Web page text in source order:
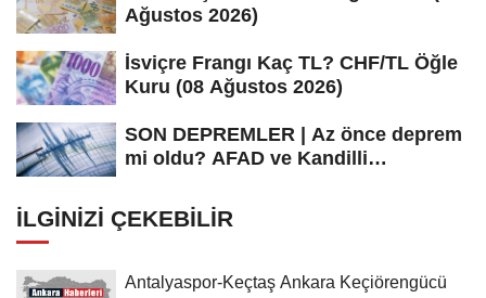
Ağustos 2026)
İsviçre Frangı Kaç TL? CHF/TL Öğle
Kuru (08 Ağustos 2026)
SON DEPREMLER | Az önce deprem
mi oldu? AFAD ve Kandilli
İLGINIZI ÇEKEBILIR
Antalyaspor-Keçtaş Ankara Keçiörengücü